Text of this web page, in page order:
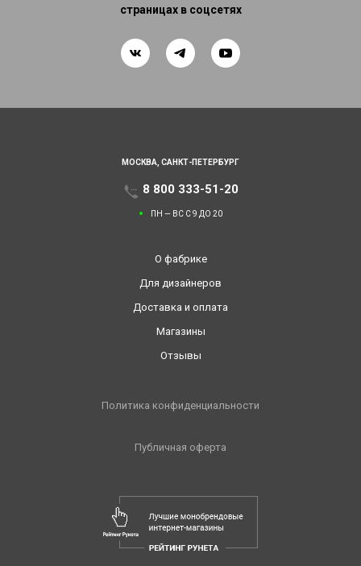
страницах в соцсетях
МОСКВА, САНКТ-ПЕТЕРБУРГ
8 800 333-51-20
ПН — ВС С 9 ДО 20
О фабрике
Для дизайнеров
Доставка и оплата
Магазины
Отзывы
Политика конфиденциальности
Публичная оферта